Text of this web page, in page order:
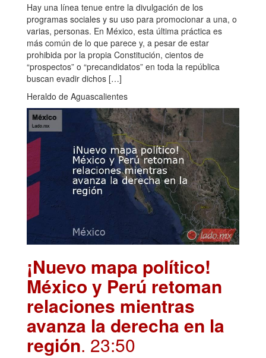
Hay una línea tenue entre la divulgación de los
programas sociales y su uso para promocionar a una, o
varias, personas. En México, esta última práctica es
más común de lo que parece y, a pesar de estar
prohibida por la propia Constitución, cientos de
“prospectos” o “precandidatos” en toda la república
buscan evadir dichos […]
Heraldo de Aguascalientes
¡Nuevo mapa político!
México y Perú retoman
relaciones mientras
avanza la derecha en la
región. 23:50